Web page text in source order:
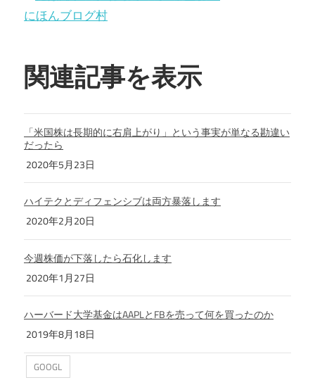
にほんブログ村
関連記事を表示
「米国株は長期的に右肩上がり」という事実が単なる勘違い
だったら
2020年5月23日
ハイテクとディフェンシブは両方暴落します
2020年2月20日
今週株価が下落したら石化します
2020年1月27日
ハーバード大学基金はAAPLとFBを売って何を買ったのか
2019年8月18日
GOOGL